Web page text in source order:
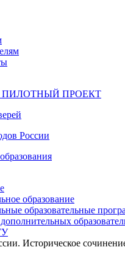
ПРОЕКТ
России
образование
образовательные
Историческое